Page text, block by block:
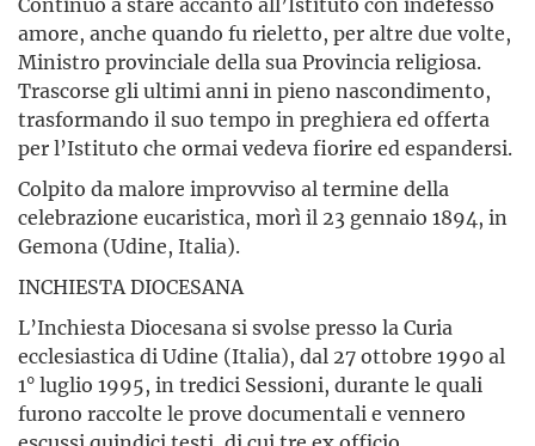
amore, anche quando fu rieletto, per altre due volte,
Ministro provinciale della sua Provincia religiosa.
Trascorse gli ultimi anni in pieno nascondimento,
trasformando il suo tempo in preghiera ed offerta
per l’Istituto che ormai vedeva fiorire ed espandersi.
Colpito da malore improvviso al termine della
celebrazione eucaristica, morì il 23 gennaio 1894, in
Gemona (Udine, Italia).
INCHIESTA DIOCESANA
L’Inchiesta Diocesana si svolse presso la Curia
ecclesiastica di Udine (Italia), dal 27 ottobre 1990 al
1° luglio 1995, in tredici Sessioni, durante le quali
furono raccolte le prove documentali e vennero